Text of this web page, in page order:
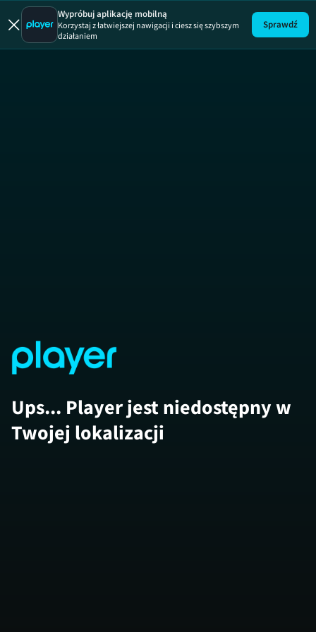
Zakup
Wypróbuj aplikację mobilną
Korzystaj z łatwiejszej nawigacji i ciesz się szybszym
działaniem
Sprawdź
Ups... Player jest niedostępny w
Twojej lokalizacji